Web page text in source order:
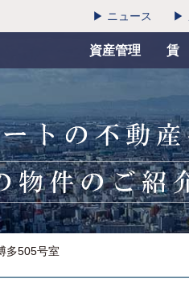
▶ ニュース ▶
資産管理 賃
多505号室